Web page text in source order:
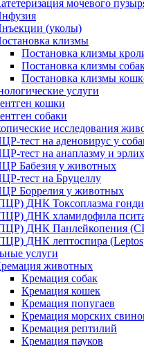
мочевого
(уколы)
клизмы
Постановка клизмы
Постановка клизмы
Постановка клизмы
услуги
кошки
собаки
исследования
тест на аденовирус у
тест на анаплазму и
Бабезия у животных
тест на Бруцеллу
Боррелия у животных
ДНК Токсоплазма
ДНК хламидофила
ДНК Панлейкопения
ДНК лептоспира
услуги
животных
Кремация собак
Кремация кошек
Кремация попугаев
Кремация морских
Кремация рептилий
Кремация пауков